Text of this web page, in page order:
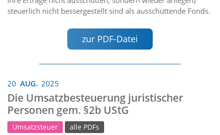
steuerlich nicht bessergestellt sind als ausschüttende Fonds.
zur PDF-Datei
20 AUG. 2025
Die Umsatzbesteuerung juristischer
Personen gem. §2b UStG
Umsatzsteuer alle PDFs